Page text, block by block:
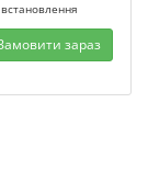
встановлення
зараз